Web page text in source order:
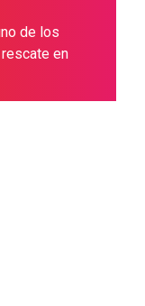
de los
en